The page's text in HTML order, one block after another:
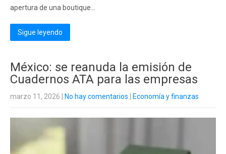
apertura de una boutique...
Sigue leyendo
México: se reanuda la emisión de
Cuadernos ATA para las empresas
marzo 11, 2026 No hay comentarios Economía y finanzas